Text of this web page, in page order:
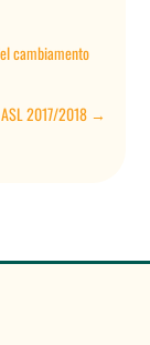
cambiamento
ASL 2017/2018→